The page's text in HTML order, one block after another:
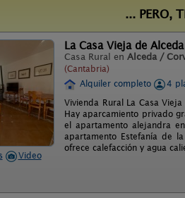
... PERO,
Video
La Casa Vieja de Alceda
Casa Rural en Alceda /
(Cantabria)
Alquiler completo 4
Vivienda Rural La Casa
Hay aparcamiento privado
el apartamento alejandra
apartamento Estefanía de
ofrece calefacción y agua